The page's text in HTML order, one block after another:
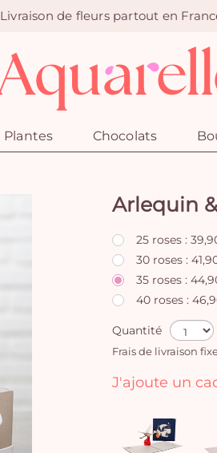
Livraison de fleurs partout en
Plantes Chocolats
Arlequin
25 roses :
30 roses :
35 roses :
40 roses :
Quantité
Frais de livraison
J'ajoute un